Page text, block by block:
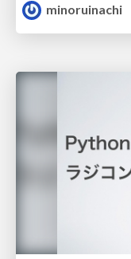
minoruinachi